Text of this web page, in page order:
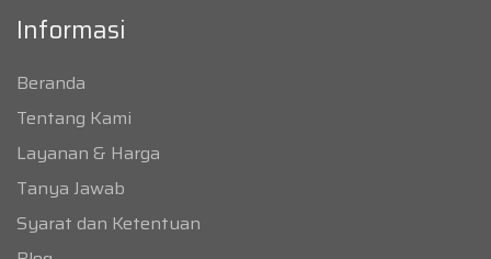
Informasi
Beranda
Tentang Kami
Layanan & Harga
Tanya Jawab
Syarat dan Ketentuan